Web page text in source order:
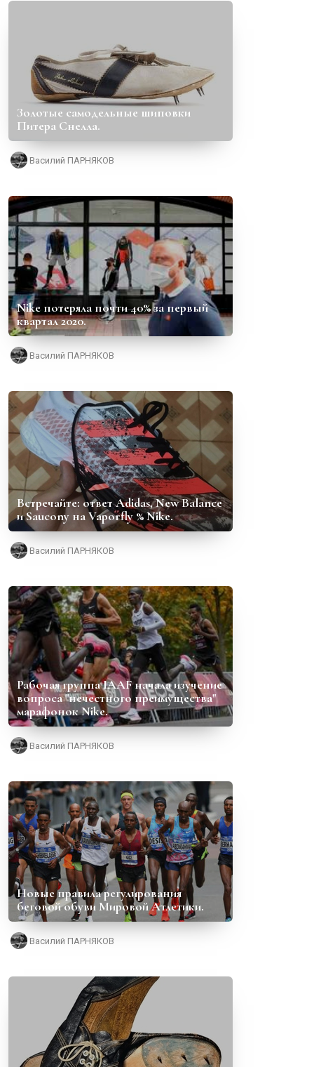
Золотые самодельные шиповки
Питера Снелла.
Василий ПАРНЯКОВ
Nike потеряла почти 40% за первый
квартал 2020.
Василий ПАРНЯКОВ
Встречайте: ответ Adidas, New Balance
и Saucony на Vaporfly % Nike.
Василий ПАРНЯКОВ
Рабочая группа IAAF начала изучение
вопроса "нечестного преимущества"
марафонок Nike.
Василий ПАРНЯКОВ
Новые правила регулирования
беговой обуви Мировой Атлетики.
Василий ПАРНЯКОВ